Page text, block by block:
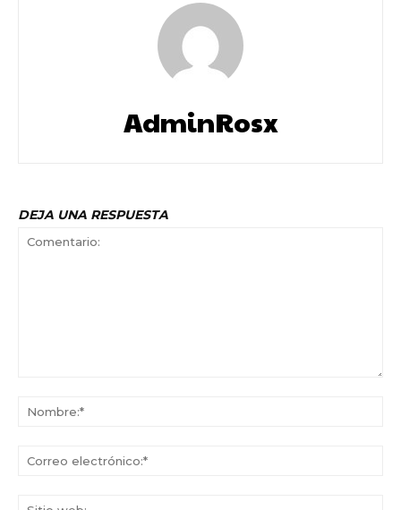
AdminRosx
DEJA UNA RESPUESTA